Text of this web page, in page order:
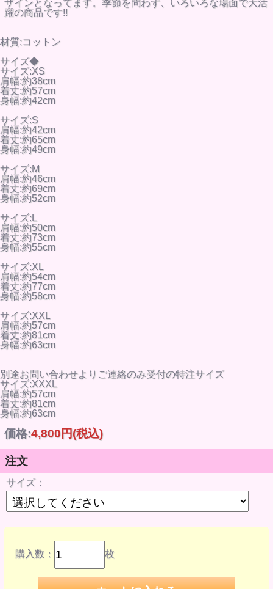
ザインとなってます。季節を問わず、いろいろな場面で大活
躍の商品です!!
材質:コットン
サイズ◆
サイズ:XS
肩幅:約38cm
着丈:約57cm
身幅:約42cm
サイズ:S
肩幅:約42cm
着丈:約65cm
身幅:約49cm
サイズ:M
肩幅:約46cm
着丈:約69cm
身幅:約52cm
サイズ:L
肩幅:約50cm
着丈:約73cm
身幅:約55cm
サイズ:XL
肩幅:約54cm
着丈:約77cm
身幅:約58cm
サイズ:XXL
肩幅:約57cm
着丈:約81cm
身幅:約63cm
別途お問い合わせよりご連絡のみ受付の特注サイズ
サイズ:XXXL
肩幅:約57cm
着丈:約81cm
身幅:約63cm
価格:4,800円(税込)
注文
サイズ：
購入数： 枚